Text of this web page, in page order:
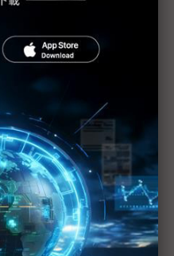
挑戰。
在2025年初打進三
，雖然聯發科方面
高通方面也非常積
在三星的旗艦機種
詳細情況可能要到
市佔率變化的討論